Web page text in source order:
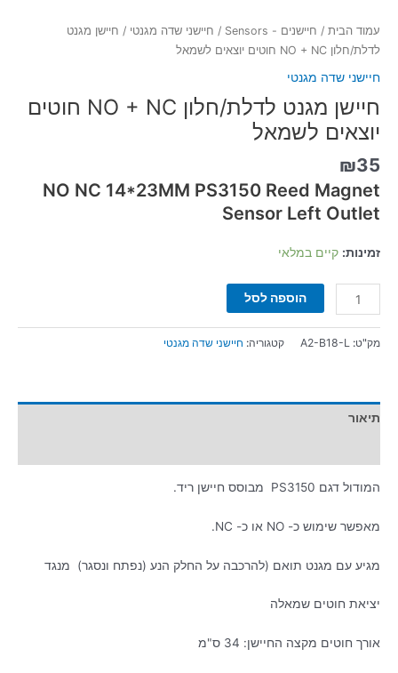
עמוד הבית / חיישנים - Sensors / חיישני שדה מגנטי / חיישן מגנט
לדלת/חלון NO + NC חוטים יוצאים לשמאל
חיישני שדה מגנטי
חיישן מגנט לדלת/חלון NO + NC חוטים
יוצאים לשמאל
₪35
NO NC 14*23MM PS3150 Reed Magnet
Sensor Left Outlet
זמינות: קיים במלאי
הוספה לסל
מק"ט: A2-B18-L קטגוריה: חיישני שדה מגנטי
תיאור
המודול דגם PS3150 מבוסס חיישן ריד.
מאפשר שימוש כ- NO או כ- NC.
מגיע עם מגנט תואם (להרכבה על החלק הנע (נפתח ונסגר) מנגד
יציאת חוטים שמאלה
אורך חוטים מקצה החיישן: 34 ס"מ